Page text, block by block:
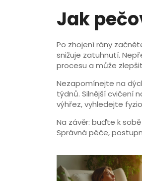
Jak
Po zhojení rány
snižuje zatuhnutí.
procesu a může
Nezapomínejte na
týdnů. Silnější cvičení
výhřez, vyhledejte
Na závěr: buďte k
Správná péče,